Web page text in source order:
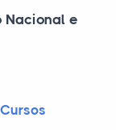
Nacional e